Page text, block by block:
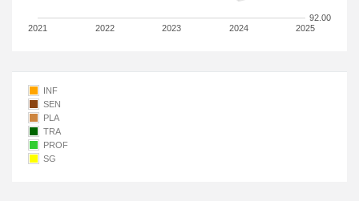
2021 2022 2023 2024 2025
92.00
INF
SEN
PLA
TRA
PROF
SG